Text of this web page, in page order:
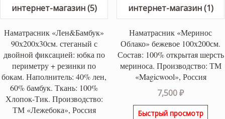
Наматрасник «Лен&Бамбук»
90х200х30см. стеганый с
двойной фиксацией: юбка по
периметру + резинки по
бокам. Наполнитель: 40% лен,
60% бамбук. Ткань: 100%
Хлопок-Тик. Производство:
ТМ «Лежебока», Россия
Наматрасник «Меринос
Облако» бежевое 100х200см.
Состав: 100% открытая шерсть
мериноса. Производство: ТМ
«Magicwool», Россия
7,500₽
Быстрый просмотр